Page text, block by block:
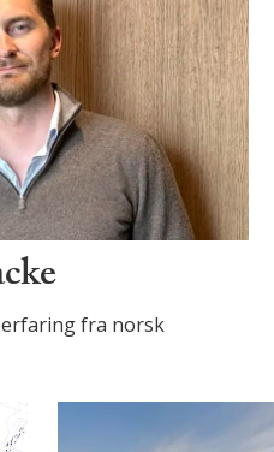
erfaring fra norsk